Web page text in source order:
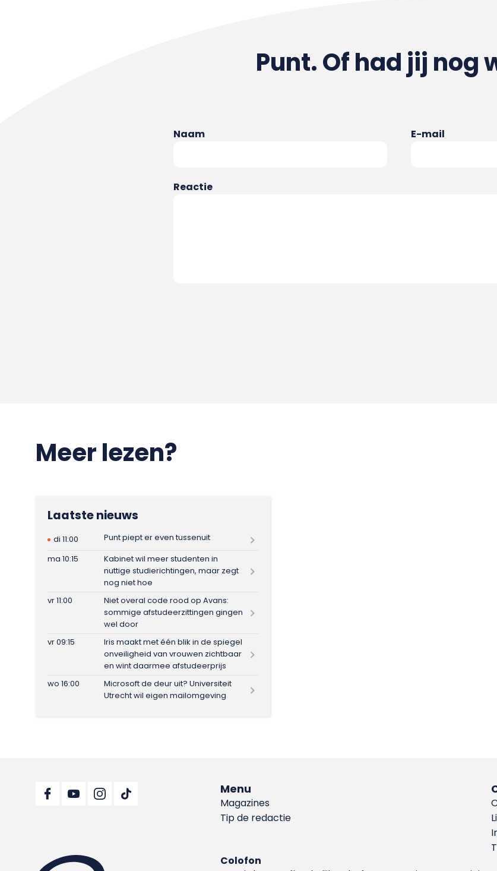
Punt. Of had jij nog
Naam E-mail
Reactie
Meer lezen?
Laatste nieuws
di 11:00
Punt piept er even tussenuit
ma 10:15
Kabinet wil meer studenten in
nuttige studierichtingen, maar zegt
nog niet hoe
vr 11:00
Niet overal code rood op Avans:
sommige afstudeerzittingen gingen
wel door
vr 09:15
Iris maakt met één blik in de spiegel
onveiligheid van vrouwen zichtbaar
en wint daarmee afstudeerprijs
wo 16:00
Microsoft de deur uit? Universiteit
Utrecht wil eigen mailomgeving
Menu
Magazines
Tip de redactie
Colofon